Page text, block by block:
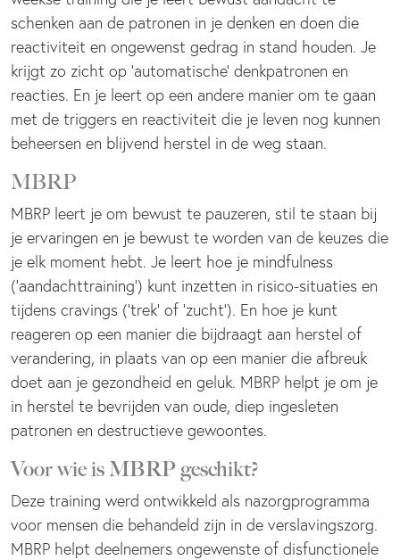
schenken aan de patronen in je denken en doen die
reactiviteit en ongewenst gedrag in stand houden. Je
krijgt zo zicht op ‘automatische’ denkpatronen en
reacties. En je leert op een andere manier om te gaan
met de triggers en reactiviteit die je leven nog kunnen
beheersen en blijvend herstel in de weg staan.
MBRP
MBRP leert je om bewust te pauzeren, stil te staan bij
je ervaringen en je bewust te worden van de keuzes die
je elk moment hebt. Je leert hoe je mindfulness
(‘aandachttraining’) kunt inzetten in risico-situaties en
tijdens cravings (‘trek’ of ‘zucht’). En hoe je kunt
reageren op een manier die bijdraagt aan herstel of
verandering, in plaats van op een manier die afbreuk
doet aan je gezondheid en geluk. MBRP helpt je om je
in herstel te bevrijden van oude, diep ingesleten
patronen en destructieve gewoontes.
Voor wie is MBRP geschikt?
Deze training werd ontwikkeld als nazorgprogramma
voor mensen die behandeld zijn in de verslavingszorg.
MBRP helpt deelnemers ongewenste of disfunctionele